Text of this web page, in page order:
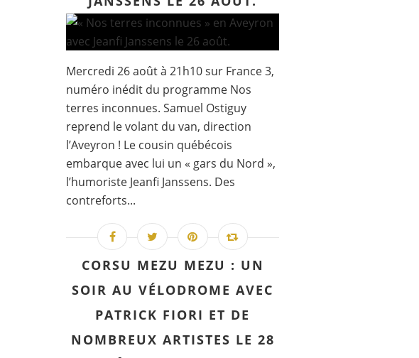
Mercredi 26 août à 21h10 sur France 3,
numéro inédit du programme Nos
terres inconnues. Samuel Ostiguy
reprend le volant du van, direction
l’Aveyron ! Le cousin québécois
embarque avec lui un « gars du Nord »,
l’humoriste Jeanfi Janssens. Des
contreforts...
CORSU MEZU MEZU : UN
SOIR AU VÉLODROME AVEC
PATRICK FIORI ET DE
NOMBREUX ARTISTES LE 28